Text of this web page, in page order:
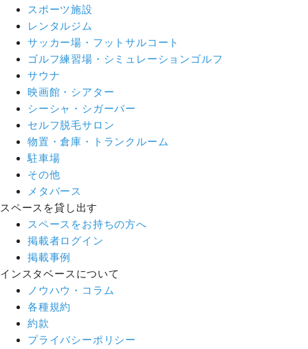
スポーツ施設
レンタルジム
サッカー場・フットサルコート
ゴルフ練習場・シミュレーションゴルフ
サウナ
映画館・シアター
シーシャ・シガーバー
セルフ脱毛サロン
物置・倉庫・トランクルーム
駐車場
その他
メタバース
スペースを貸し出す
スペースをお持ちの方へ
掲載者ログイン
掲載事例
インスタベースについて
ノウハウ・コラム
各種規約
約款
プライバシーポリシー